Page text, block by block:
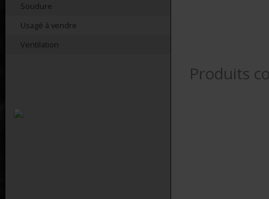
Soudure
Usagé à vendre
Ventilation
Produits